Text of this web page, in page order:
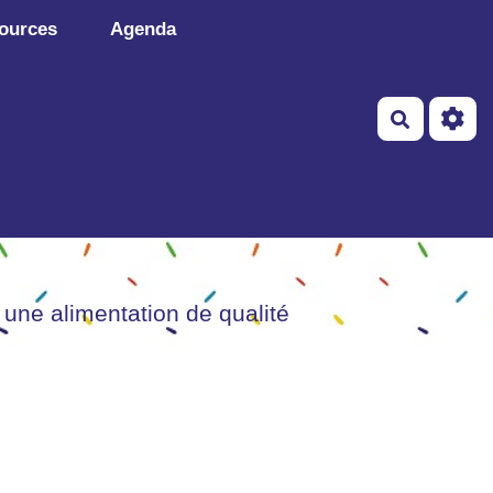
Agenda
alimentation de qualité